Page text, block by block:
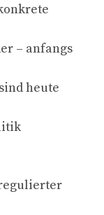
– anfangs
heute